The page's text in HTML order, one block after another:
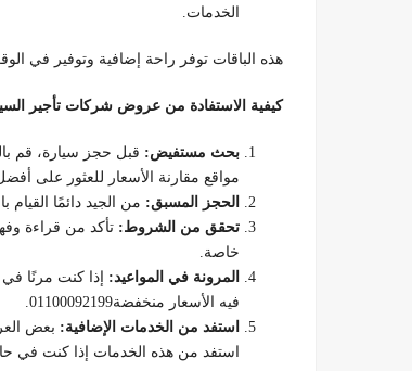
الخدمات.
هذه الباقات توفر راحة إضافية وتوفير في
كيفية الاستفادة من عروض شركات تأجير
بحث مستفيض: قبل حجز سيارة، قم
مواقع مقارنة الأسعار للعثور على
الحجز المسبق: من الجيد دائمًا
تحقق من الشروط: تأكد من قراءة
خاصة.
المرونة في المواعيد: إذا كنت مرنًا
فيه الأسعار منخفضة01100092199.
استفد من الخدمات الإضافية: بعض
استفد من هذه الخدمات إذا كنت في